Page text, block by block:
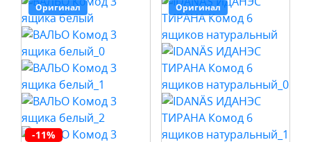
Оригинал
-11%
Оригинал